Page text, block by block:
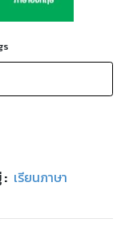
: เรียนภาษา